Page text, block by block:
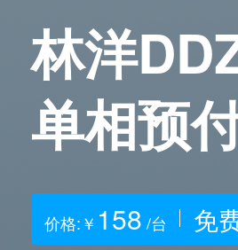
林洋
单相预
价格:￥ 158 /台 免